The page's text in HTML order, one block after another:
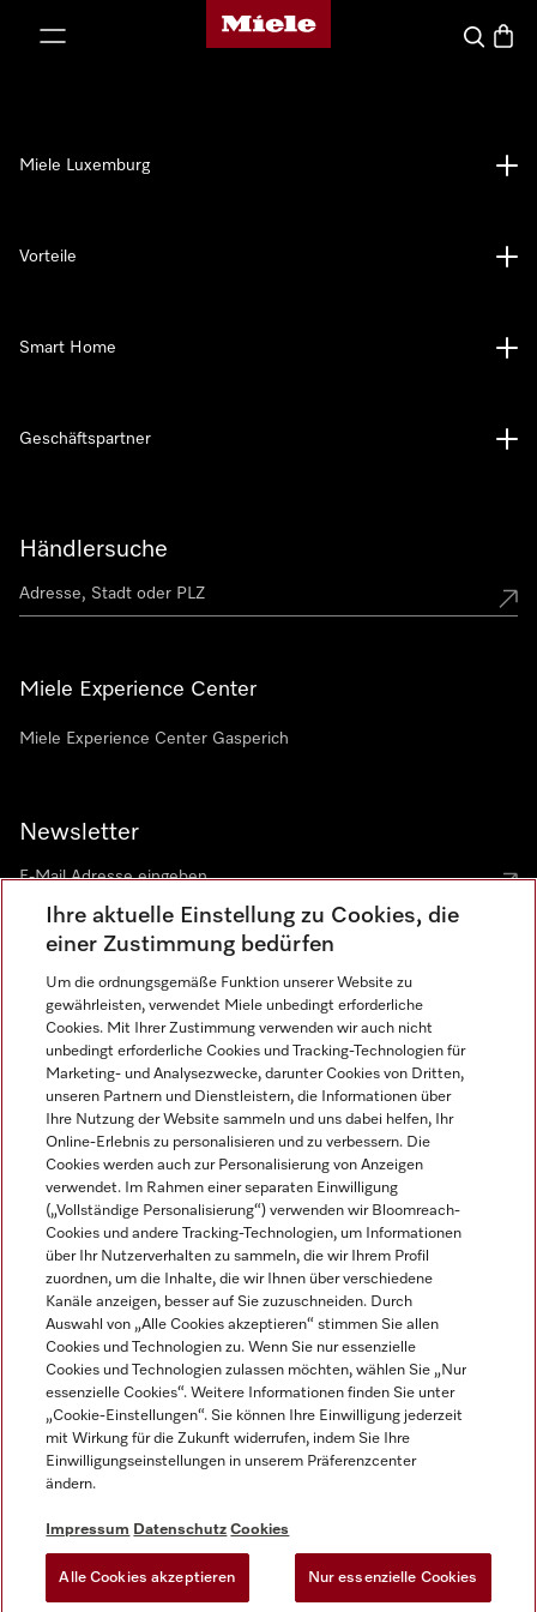
Miele-Homepage
Suche
Händlersuche
Miele Experience Center
Miele Experience Center Gasperich
Newsletter
Sprache
DEUTSCH
Miele Luxemburg
Vorteile
Smart Home
Geschäftspartner
Impressum
AGB
Datenschutz
Nutzungsbedingungen
Gesetzen über digitale Dienste
Cookie-Einstellungen
Miele auf Instagram
Miele auf Youtube
Ihre aktuelle Einstellung zu Cookies, die
einer Zustimmung bedürfen
Um die ordnungsgemäße Funktion unserer Website zu
gewährleisten, verwendet Miele unbedingt erforderliche
Cookies. Mit Ihrer Zustimmung verwenden wir auch nicht
unbedingt erforderliche Cookies und Tracking-Technologien für
Marketing- und Analysezwecke, darunter Cookies von Dritten,
unseren Partnern und Dienstleistern, die Informationen über
Ihre Nutzung der Website sammeln und uns dabei helfen, Ihr
Online-Erlebnis zu personalisieren und zu verbessern. Die
Cookies werden auch zur Personalisierung von Anzeigen
verwendet. Im Rahmen einer separaten Einwilligung
(„Vollständige Personalisierung“) verwenden wir Bloomreach-
Cookies und andere Tracking-Technologien, um Informationen
über Ihr Nutzerverhalten zu sammeln, die wir Ihrem Profil
zuordnen, um die Inhalte, die wir Ihnen über verschiedene
Kanäle anzeigen, besser auf Sie zuzuschneiden. Durch
Auswahl von „Alle Cookies akzeptieren“ stimmen Sie allen
Cookies und Technologien zu. Wenn Sie nur essenzielle
Cookies und Technologien zulassen möchten, wählen Sie „Nur
essenzielle Cookies“. Weitere Informationen finden Sie unter
„Cookie-Einstellungen“. Sie können Ihre Einwilligung jederzeit
mit Wirkung für die Zukunft widerrufen, indem Sie Ihre
Einwilligungseinstellungen in unserem Präferenzcenter
ändern.
Impressum Datenschutz Cookies
Alle Cookies akzeptieren Nur essenzielle Cookies